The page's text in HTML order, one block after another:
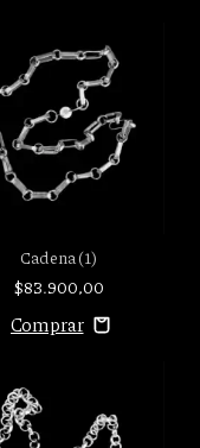
Cadena (1)
$83.900,00